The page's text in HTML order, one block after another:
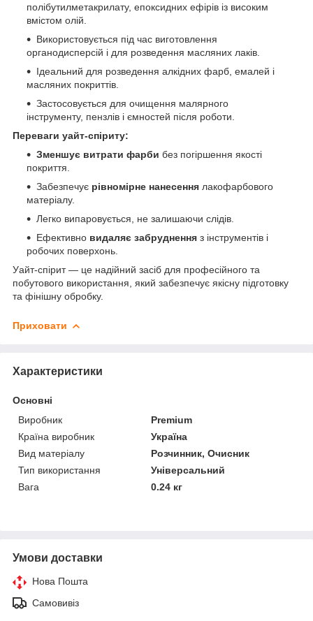
полібутилметакрилату, епоксидних ефірів із високим
вмістом олій.
Використовується під час виготовлення
органодисперсій і для розведення масляних лаків.
Ідеальний для розведення алкідних фарб, емалей і
масляних покриттів.
Застосовується для очищення малярного
інструменту, пензлів і ємностей після роботи.
Переваги уайт-спіриту:
Зменшує витрати фарби без погіршення якості
покриття.
Забезпечує рівномірне нанесення лакофарбового
матеріалу.
Легко випаровується, не залишаючи слідів.
Ефективно видаляє забруднення з інструментів і
робочих поверхонь.
Уайт-спірит — це надійний засіб для професійного та
побутового використання, який забезпечує якісну підготовку
та фінішну обробку.
Приховати
Характеристики
Основні
Виробник
Premium
Країна виробник
Україна
Вид матеріалу
Розчинник, Очисник
Тип використання
Універсальний
Вага
0.24 кг
Умови доставки
Нова Пошта
Самовивіз